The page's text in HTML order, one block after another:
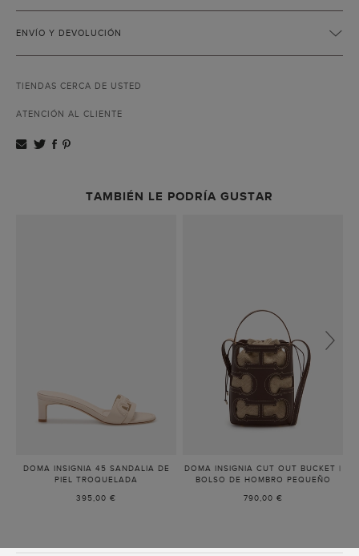
ENVÍO Y DEVOLUCIÓN
TIENDAS CERCA DE USTED
ATENCIÓN AL CLIENTE
TAMBIÉN LE PODRÍA GUSTAR
DOMA INSIGNIA 45 SANDALIA DE
PIEL TROQUELADA
395,00 €
DOMA INSIGNIA CUT OUT BUCKET |
BOLSO DE HOMBRO PEQUEÑO
790,00 €